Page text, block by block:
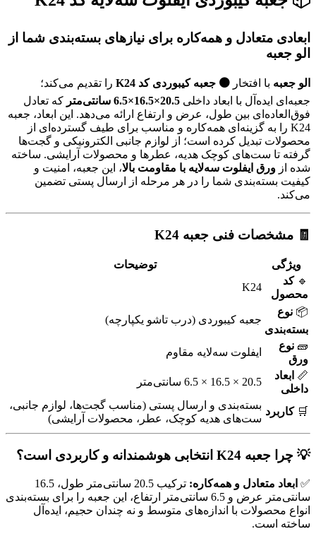
ابعادی متعادل و همه‌کاره برای نیازهای بسته‌بندی شما از
الو جعبه
الو جعبه با افتخار 🟤 جعبه کیبوردی کد K24
را تقدیم می‌کند؛
جعبه‌ای ایده‌آل با ابعاد داخلی 20.5×16.5×6.5 سانتی‌متر
که تعادل
فوق‌العاده‌ای بین طول، عرض و ارتفاع ارائه می‌دهد. این ابعاد، جعبه
K24 را به گزینه‌ای همه‌کاره و مناسب برای طیف گسترده‌ای از
محصولات تبدیل کرده است؛ از لوازم جانبی الکترونیکی و گجت‌ها
گرفته تا ست‌های کوچک هدیه، عطرها و محصولات آرایشی. ساخته
شده از ورق ایفلوت سه‌لایه با مقاومت بالا، این جعبه، امنیت و
کیفیت بسته‌بندی شما را در هر مرحله از ارسال پستی تضمین
می‌کند.
🧾 مشخصات فنی جعبه K24
ویژگی
توضیحات
🔹کد
محصول
K24
📦 نوع
بسته‌بندی
جعبه کیبوردی (درب تاشو یکپارچه)
🧱 نوع
ورق
ایفلوت سه‌لایه مقاوم
📏 ابعاد
داخلی
20.5 × 16.5 × 6.5 سانتی‌متر
🛒کاربرد
بسته‌بندی و ارسال پستی (مناسب گجت‌ها، لوازم جانبی،
ست‌های هدیه کوچک، عطر، محصولات آرایشی)
💡 چرا جعبه K24 انتخابی هوشمندانه و کاربردی است؟
✅ ابعاد متعادل و همه‌کاره:
ترکیب 20.5 سانتی‌متر طول، 16.5
سانتی‌متر عرض و 6.5 سانتی‌متر ارتفاع، این جعبه را برای بسته‌بندی
انواع محصولات با اندازه‌های متوسط و نه چندان حجیم، ایده‌آل
ساخته است.